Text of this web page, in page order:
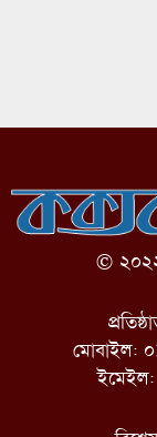
© ২০২২
মোবাইল:
ইমেইল: